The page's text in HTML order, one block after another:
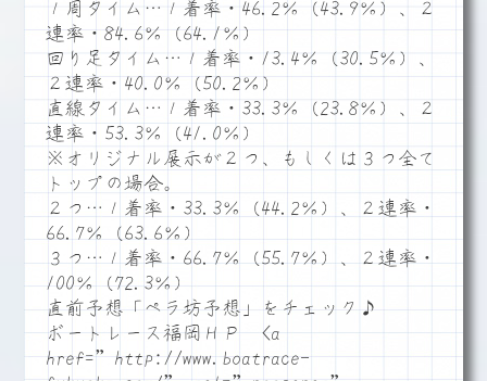
１周タイム…１着率・46.2％（43.9％）、２
連率・84.6％（64.1％）
回り足タイム…１着率・13.4％（30.5％）、
２連率・40.0％（50.2％）
直線タイム…１着率・33.3％（23.8％）、２
連率・53.3％（41.0％）
※オリジナル展示が２つ、もしくは３つ全て
トップの場合。
２つ…１着率・33.3％（44.2％）、２連率・
66.7％（63.6％）
３つ…１着率・66.7％（55.7％）、２連率・
100％（72.3％）
直前予想「ペラ坊予想」をチェック♪
ボートレース福岡ＨＰ <a
href=”http://www.boatrace-